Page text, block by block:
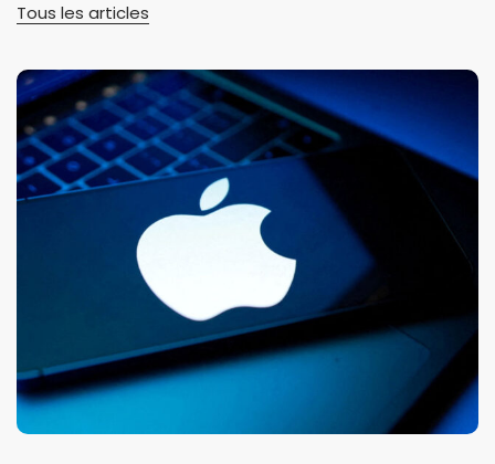
Tous les articles